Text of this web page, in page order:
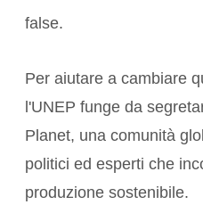
false.
Per aiutare a cambiare
l'UNEP funge da
Planet, una comunità
politici ed esperti che
produzione sostenibile.